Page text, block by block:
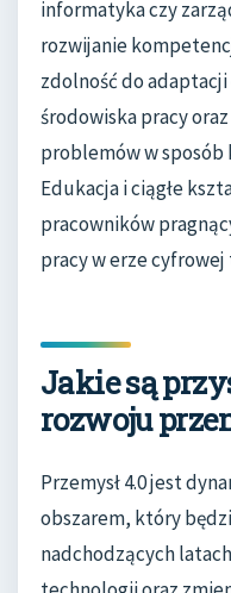
informatyka czy
rozwijanie
zdolność do
środowiska pracy
problemów w sposób
Edukacja i ciągłe
pracowników
pracy w erze
Jakie są
rozwoju
Przemysł 4.0 jest
obszarem, który
nadchodzących